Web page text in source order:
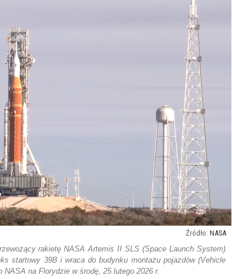
NASA
rakietę NASA Artemis II SLS (Space Launch System)
startowy 39B i wraca do budynku montażu pojazdów (Vehicle
na Florydzie w środę, 25 lutego 2026 r.